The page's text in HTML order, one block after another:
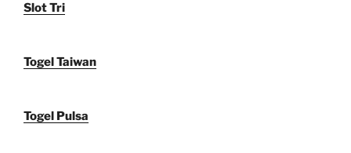
Slot Tri
Togel Taiwan
Togel Pulsa